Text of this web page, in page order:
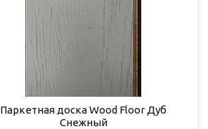
Паркетная доска Wood Floor Дуб
Снежный